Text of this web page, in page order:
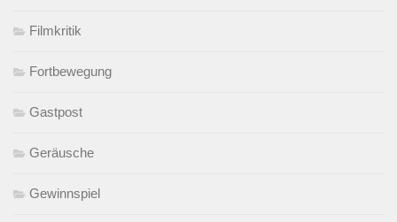
Filmkritik
Fortbewegung
Gastpost
Geräusche
Gewinnspiel